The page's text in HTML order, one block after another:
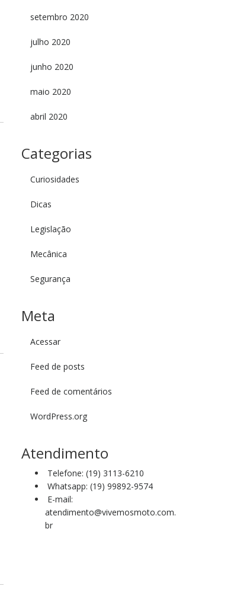
setembro 2020
julho 2020
junho 2020
maio 2020
abril 2020
Categorias
Curiosidades
Dicas
Legislação
Mecânica
Segurança
Meta
Acessar
Feed de posts
Feed de comentários
WordPress.org
Atendimento
Telefone: (19) 3113-6210
Whatsapp: (19) 99892-9574
E-mail:
atendimento@vivemosmoto.com.
br